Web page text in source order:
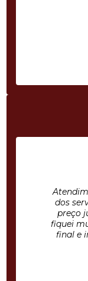
dos
preço
fiquei
final e